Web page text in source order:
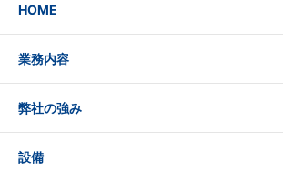
HOME
業務内容
弊社の強み
設備